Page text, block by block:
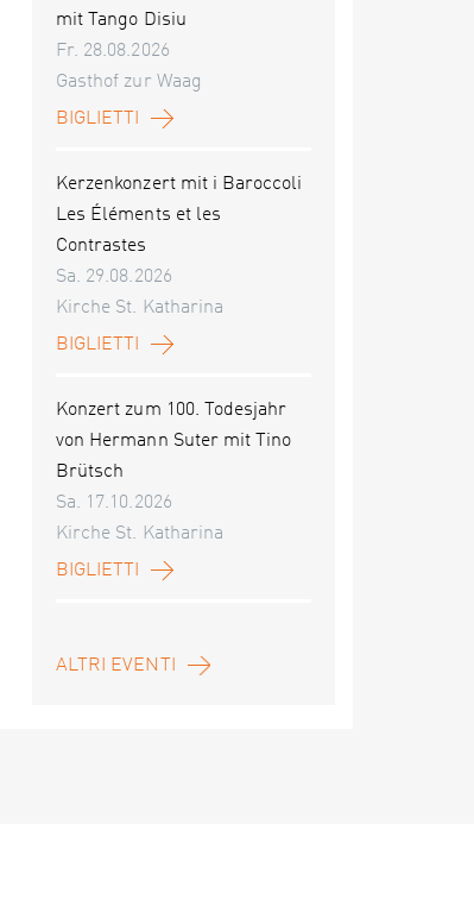
mit Tango Disiu
Fr. 28.08.2026
Gasthof zur Waag
BIGLIETTI
Kerzenkonzert mit i Baroccoli
Les Éléments et les
Contrastes
Sa. 29.08.2026
Kirche St. Katharina
BIGLIETTI
Konzert zum 100. Todesjahr
von Hermann Suter mit Tino
Brütsch
Sa. 17.10.2026
Kirche St. Katharina
BIGLIETTI
ALTRI EVENTI